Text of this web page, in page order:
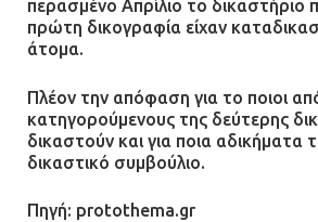
Βούλα: Κραυγή
κατοίκους για την
07.07.2026 | 09:48
περασμένο Απρίλιο το δικαστήριο
πρώτη δικογραφία είχαν
άτομα.
Πλέον την απόφαση για το ποιοι
κατηγορούμενους της δεύτερης
δικαστούν και για ποια αδικήματα
δικαστικό συμβούλιο.
Πηγή: protothema.gr